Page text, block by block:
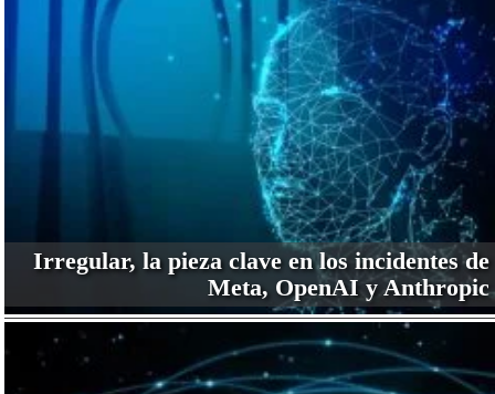
Irregular, la pieza clave en los incidentes de
Meta, OpenAI y Anthropic